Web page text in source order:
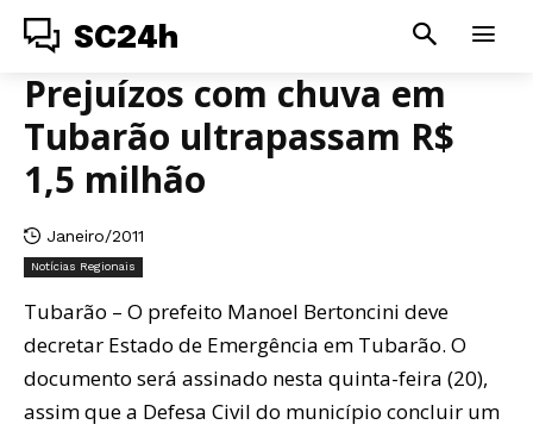
SC24h
Prejuízos com chuva em
Tubarão ultrapassam R$
1,5 milhão
Janeiro/2011
Notícias Regionais
Tubarão – O prefeito Manoel Bertoncini deve
decretar Estado de Emergência em Tubarão. O
documento será assinado nesta quinta-feira (20),
assim que a Defesa Civil do município concluir um